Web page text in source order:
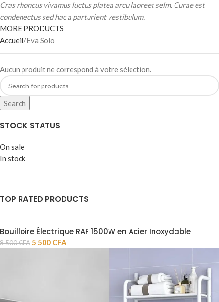
STOCK STATUS
On sale
In stock
TOP RATED PRODUCTS
Bouilloire Électrique RAF 1500W en Acier Inoxydable
8 500CFA5 500 CFA
Cras rhoncus vivamus luctus platea arcu laoreet selm. Curae est
condenectus sed hac a parturient vestibulum.
MORE PRODUCTS
Accueil Eva Solo
Aucun produit ne correspond à votre sélection.
Search